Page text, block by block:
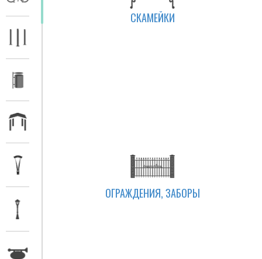
СКАМЕЙКИ
ОГРАЖДЕНИЯ, ЗАБОРЫ